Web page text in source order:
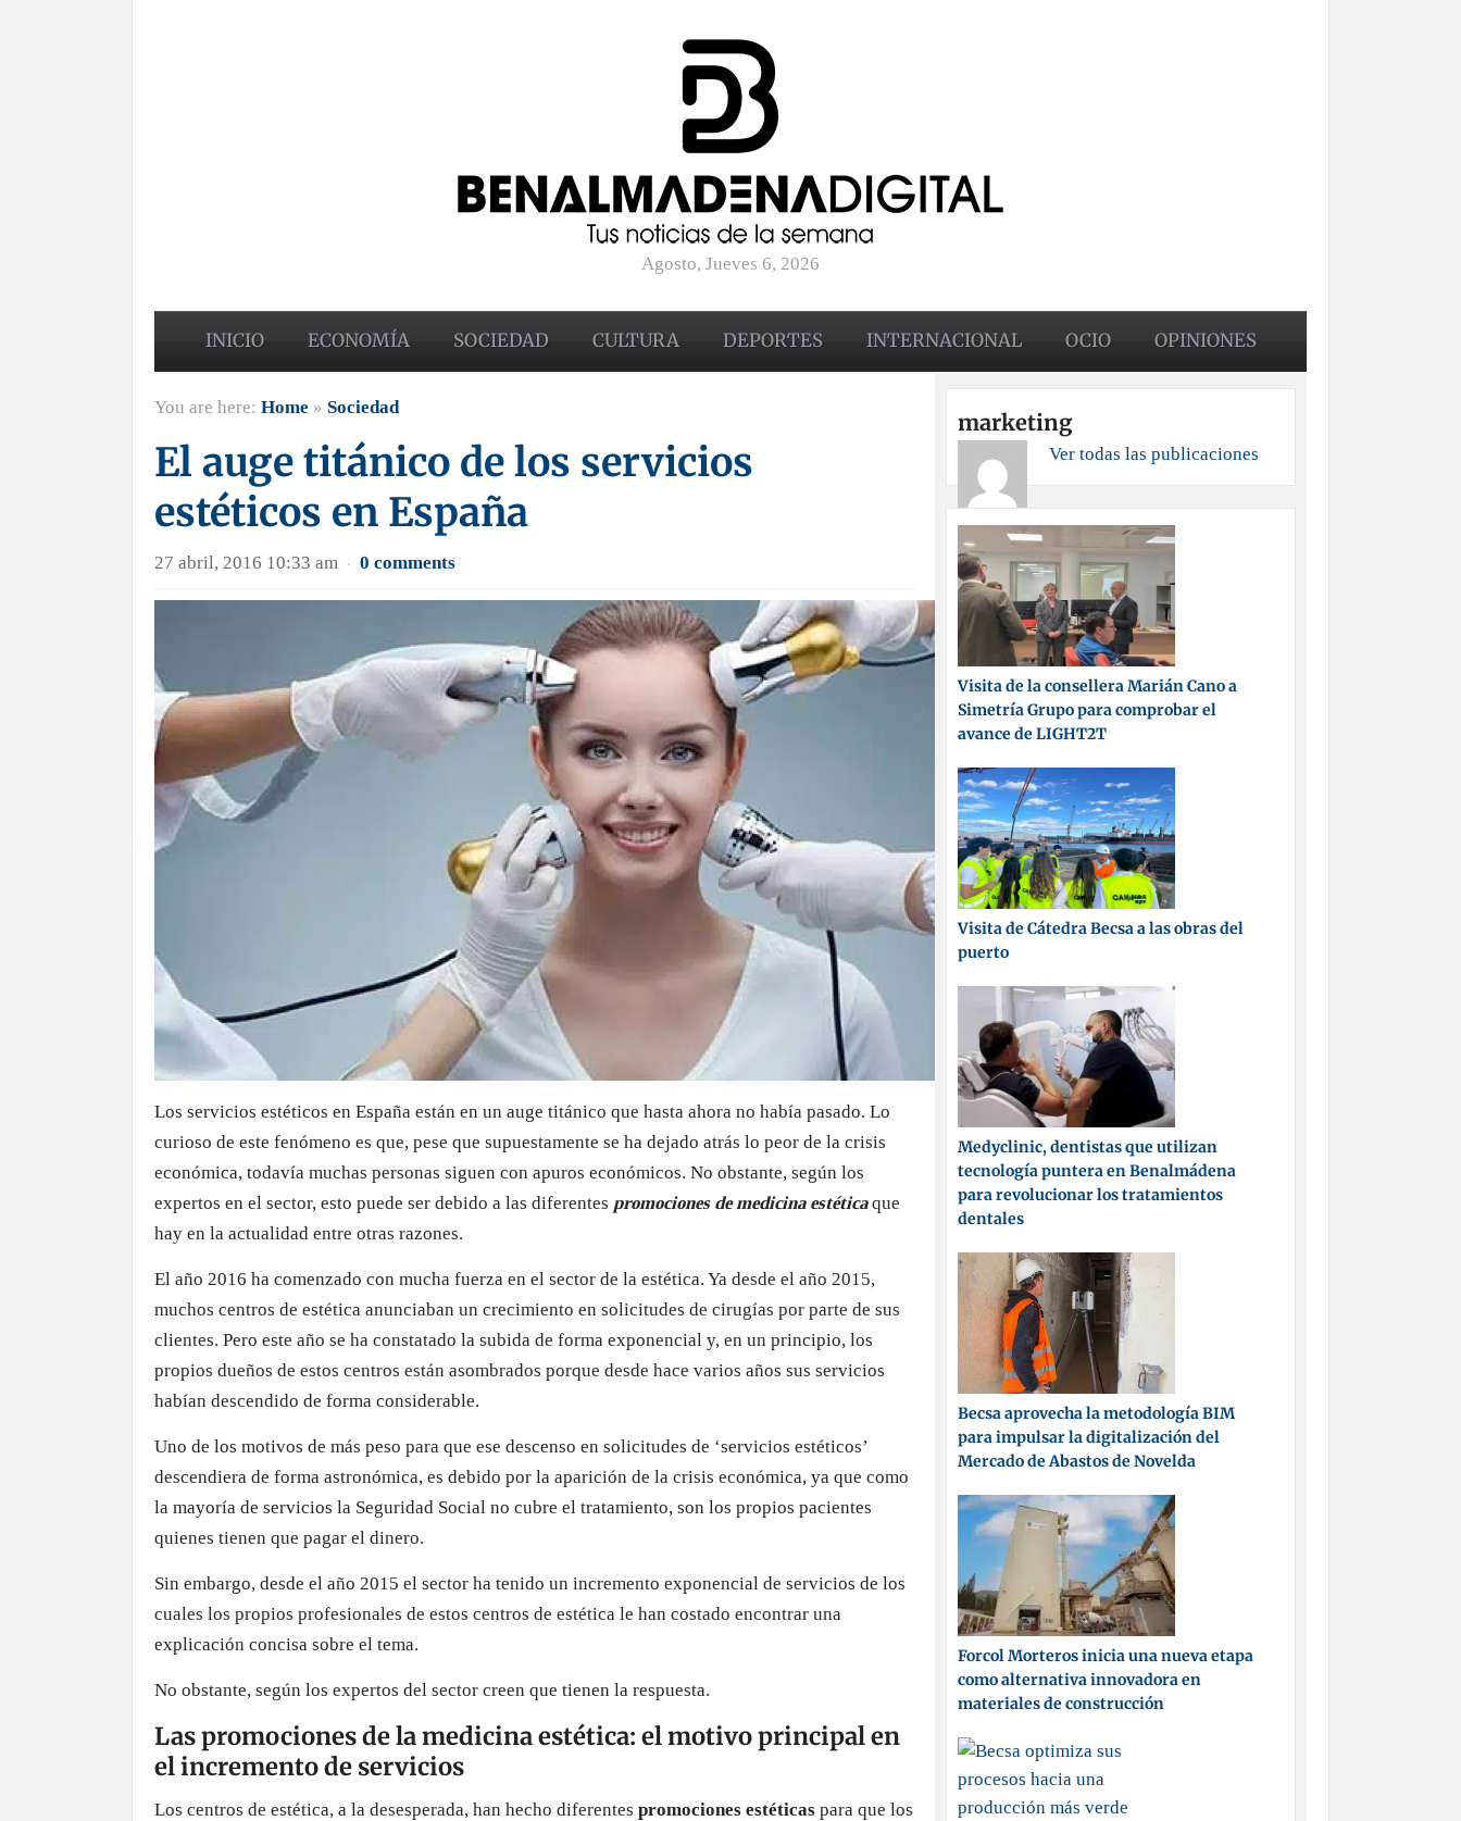
Agosto, Jueves 6, 2026
INICIO ECONOMÍA SOCIEDAD CULTURA DEPORTES INTERNACIONAL OCIO OPINIONES
You are here: Home » Sociedad
El auge titánico de los servicios
estéticos en España
27 abril, 2016 10:33 am · 0 comments
Los servicios estéticos en España están en un auge titánico que hasta ahora no había pasado. Lo
curioso de este fenómeno es que, pese que supuestamente se ha dejado atrás lo peor de la crisis
económica, todavía muchas personas siguen con apuros económicos. No obstante, según los
expertos en el sector, esto puede ser debido a las diferentes promociones de medicina estéticaque
hay en la actualidad entre otras razones.
El año 2016 ha comenzado con mucha fuerza en el sector de la estética. Ya desde el año 2015,
muchos centros de estética anunciaban un crecimiento en solicitudes de cirugías por parte de sus
clientes. Pero este año se ha constatado la subida de forma exponencial y, en un principio, los
propios dueños de estos centros están asombrados porque desde hace varios años sus servicios
habían descendido de forma considerable.
Uno de los motivos de más peso para que ese descenso en solicitudes de ‘servicios estéticos’
descendiera de forma astronómica, es debido por la aparición de la crisis económica, ya que como
la mayoría de servicios la Seguridad Social no cubre el tratamiento, son los propios pacientes
quienes tienen que pagar el dinero.
Sin embargo, desde el año 2015 el sector ha tenido un incremento exponencial de servicios de los
cuales los propios profesionales de estos centros de estética le han costado encontrar una
explicación concisa sobre el tema.
No obstante, según los expertos del sector creen que tienen la respuesta.
Las promociones de la medicina estética: el motivo principal en
el incremento de servicios
Los centros de estética, a la desesperada, han hecho diferentes promociones estéticas para que los
marketing
Ver todas las publicaciones
Visita de la consellera Marián Cano a
Simetría Grupo para comprobar el
avance de LIGHT2T
Visita de Cátedra Becsa a las obras del
puerto
Medyclinic, dentistas que utilizan
tecnología puntera en Benalmádena
para revolucionar los tratamientos
dentales
Becsa aprovecha la metodología BIM
para impulsar la digitalización del
Mercado de Abastos de Novelda
Forcol Morteros inicia una nueva etapa
como alternativa innovadora en
materiales de construcción